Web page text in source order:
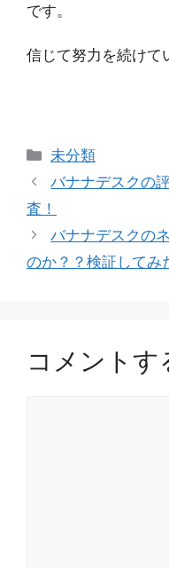
です。
信じて努力を続けて
カ
テ
リ
ー
未分類
バナナデスクの
査！
バナナデスクの
のか？？検証してみ
コメントす